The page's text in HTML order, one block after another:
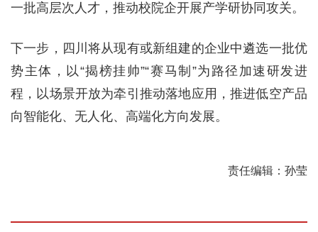
一批高层次人才，推动校院企开展产学研协同攻关。
下一步，四川将从现有或新组建的企业中遴选一批优
势主体，以“揭榜挂帅”“赛马制”为路径加速研发进
程，以场景开放为牵引推动落地应用，推进低空产品
向智能化、无人化、高端化方向发展。
责任编辑：孙莹